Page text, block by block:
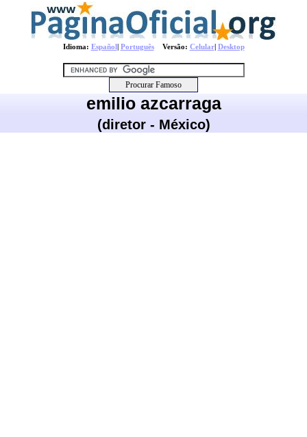
Idioma: Español| PortuguêsVersão: Celular| Desktop
emilio azcarraga
(diretor - México)